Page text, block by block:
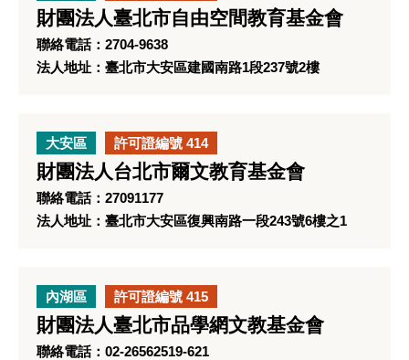
財團法人臺北市自由空間教育基金會
聯絡電話：2704-9638
法人地址：臺北市大安區建國南路1段237號2樓
大安區 許可證編號 414
財團法人台北市爾文教育基金會
聯絡電話：27091177
法人地址：臺北市大安區復興南路一段243號6樓之1
內湖區 許可證編號 415
財團法人臺北市品學網文教基金會
聯絡電話：02-26562519-621